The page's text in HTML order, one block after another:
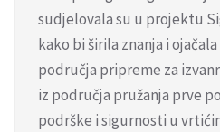
sudjelovala su u projektu
kako bi širila znanja i
područja pripreme za
iz područja pružanja prve
podrške i sigurnosti u